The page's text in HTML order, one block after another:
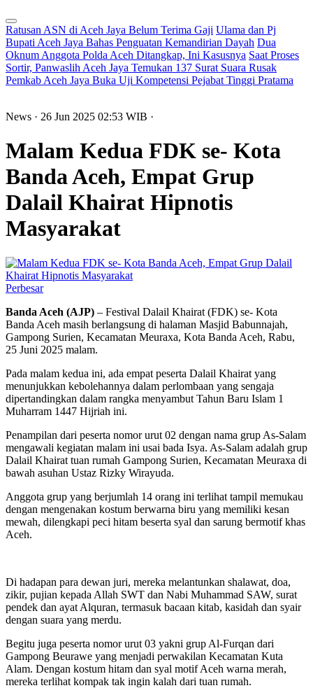
Ratusan ASN di Aceh Jaya Belum Terima Gaji Ulama dan Pj
Bupati Aceh Jaya Bahas Penguatan Kemandirian Dayah Dua
Oknum Anggota Polda Aceh Ditangkap, Ini Kasusnya Saat Proses
Sortir, Panwaslih Aceh Jaya Temukan 137 Surat Suara Rusak
Pemkab Aceh Jaya Buka Uji Kompetensi Pejabat Tinggi Pratama
News · 26 Jun 2025 02:53 WIB ·
Malam Kedua FDK se- Kota
Banda Aceh, Empat Grup
Dalail Khairat Hipnotis
Masyarakat
Perbesar
Banda Aceh (AJP) – Festival Dalail Khairat (FDK) se- Kota
Banda Aceh masih berlangsung di halaman Masjid Babunnajah,
Gampong Surien, Kecamatan Meuraxa, Kota Banda Aceh, Rabu,
25 Juni 2025 malam.
Pada malam kedua ini, ada empat peserta Dalail Khairat yang
menunjukkan kebolehannya dalam perlombaan yang sengaja
dipertandingkan dalam rangka menyambut Tahun Baru Islam 1
Muharram 1447 Hijriah ini.
Penampilan dari peserta nomor urut 02 dengan nama grup As-Salam
mengawali kegiatan malam ini usai bada Isya. As-Salam adalah grup
Dalail Khairat tuan rumah Gampong Surien, Kecamatan Meuraxa di
bawah asuhan Ustaz Rizky Wirayuda.
Anggota grup yang berjumlah 14 orang ini terlihat tampil memukau
dengan mengenakan kostum berwarna biru yang memiliki kesan
mewah, dilengkapi peci hitam beserta syal dan sarung bermotif khas
Aceh.
Di hadapan para dewan juri, mereka melantunkan shalawat, doa,
zikir, pujian kepada Allah SWT dan Nabi Muhammad SAW, surat
pendek dan ayat Alquran, termasuk bacaan kitab, kasidah dan syair
dengan suara yang merdu.
Begitu juga peserta nomor urut 03 yakni grup Al-Furqan dari
Gampong Beurawe yang menjadi perwakilan Kecamatan Kuta
Alam. Dengan kostum hitam dan syal motif Aceh warna merah,
mereka terlihat kompak tak ingin kalah dari tuan rumah.